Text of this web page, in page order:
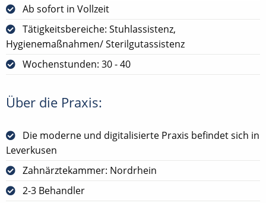
Ab sofort in Vollzeit
Tätigkeitsbereiche: Stuhlassistenz,
Hygienemaßnahmen/ Sterilgutassistenz
Wochenstunden: 30 - 40
Über die Praxis:
Die moderne und digitalisierte Praxis befindet sich in
Leverkusen
Zahnärztekammer: Nordrhein
2-3 Behandler